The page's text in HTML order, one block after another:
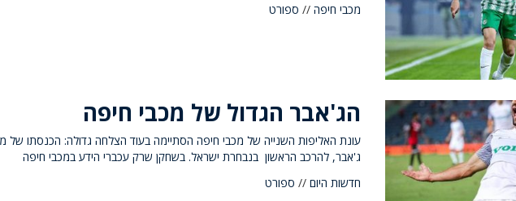
מכבי חיפה // ספורט
הג'אבר הגדול של מכבי חיפה
עונת האליפות השנייה של מכבי חיפה הסתיימה בעוד הצלחה גדולה: הכנסתו של
ג'אבר, להרכב הראשון בנבחרת ישראל. בשחקן שרק עכברי הידע במכבי חיפה
חדשות היום // ספורט